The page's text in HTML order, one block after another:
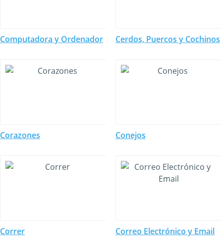
Computadora y Ordenador Cerdos, Puercos y Cochinos
Corazones Conejos
Correr Correo Electrónico y Email